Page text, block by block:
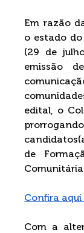
Em razão
o estado
(29 de
emissão
edital, o
de
Confira
Com a